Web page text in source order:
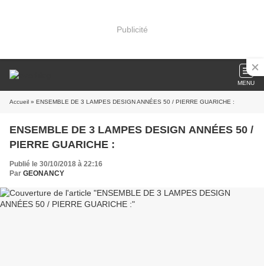
Publicité
MENU
Accueil » ENSEMBLE DE 3 LAMPES DESIGN ANNÉES 50 / PIERRE GUARICHE :
ENSEMBLE DE 3 LAMPES DESIGN ANNÉES 50 /
PIERRE GUARICHE :
Publié le 30/10/2018 à 22:16
Par GEONANCY